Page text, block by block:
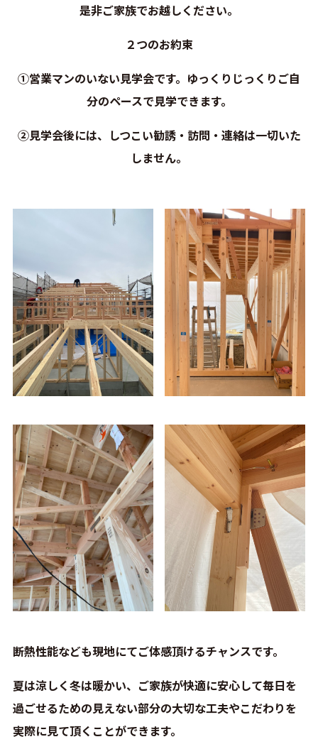
是非ご家族でお越しください。
２つのお約束
①営業マンのいない見学会です。ゆっくりじっくりご自
分のペースで見学できます。
②見学会後には、しつこい勧誘・訪問・連絡は一切いた
しません。
断熱性能なども現地にてご体感頂けるチャンスです。
夏は涼しく冬は暖かい、ご家族が快適に安心して毎日を
過ごせるための見えない部分の大切な工夫やこだわりを
実際に見て頂くことができます。